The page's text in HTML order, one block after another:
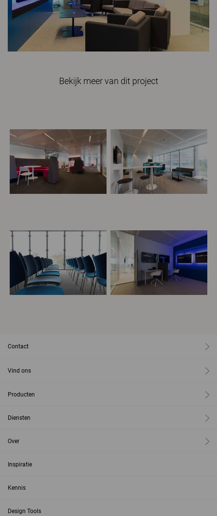
Bekijk meer van dit project
Contact
Vind ons
Producten
Diensten
Over
Inspiratie
Kennis
Design Tools